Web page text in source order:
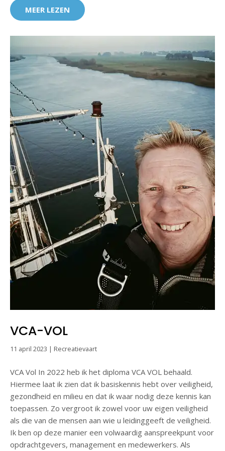
MEER LEZEN
VCA-VOL
11 april 2023 | Recreatievaart
VCA Vol In 2022 heb ik het diploma VCA VOL behaald.
Hiermee laat ik zien dat ik basiskennis hebt over veiligheid,
gezondheid en milieu en dat ik waar nodig deze kennis kan
toepassen. Zo vergroot ik zowel voor uw eigen veiligheid
als die van de mensen aan wie u leidinggeeft de veiligheid.
Ik ben op deze manier een volwaardig aanspreekpunt voor
opdrachtgevers, management en medewerkers. Als